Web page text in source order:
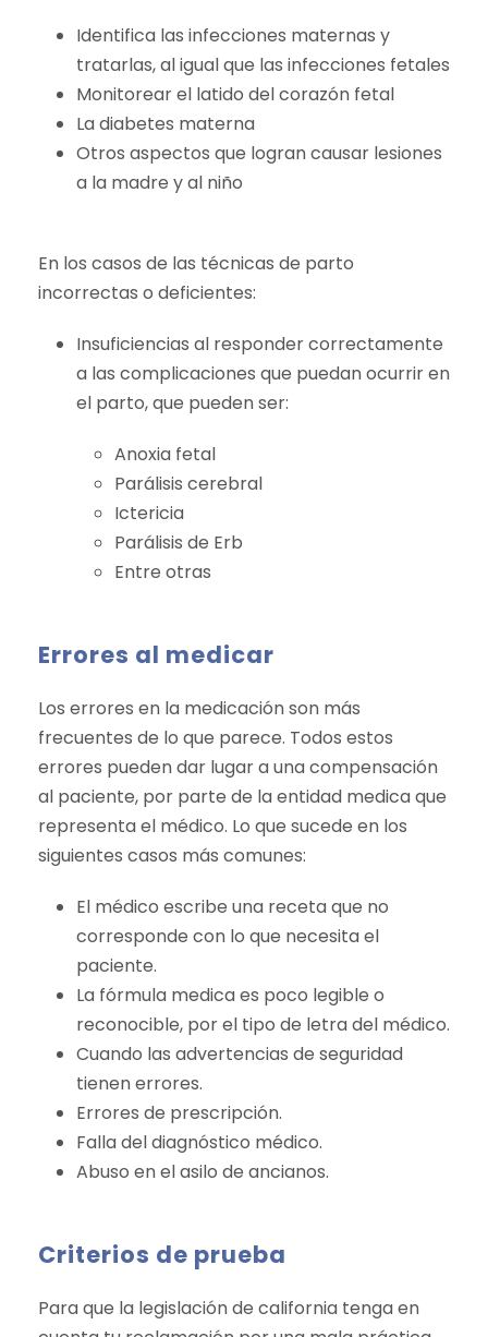
Identifica las infecciones maternas y
tratarlas, al igual que las infecciones fetales
Monitorear el latido del corazón fetal
La diabetes materna
Otros aspectos que logran causar lesiones
a la madre y al niño
En los casos de las técnicas de parto
incorrectas o deficientes:
Insuficiencias al responder correctamente
a las complicaciones que puedan ocurrir en
el parto, que pueden ser:
Anoxia fetal
Parálisis cerebral
Ictericia
Parálisis de Erb
Entre otras
Errores al medicar
Los errores en la medicación son más
frecuentes de lo que parece. Todos estos
errores pueden dar lugar a una compensación
al paciente, por parte de la entidad medica que
representa el médico. Lo que sucede en los
siguientes casos más comunes:
El médico escribe una receta que no
corresponde con lo que necesita el
paciente.
La fórmula medica es poco legible o
reconocible, por el tipo de letra del médico.
Cuando las advertencias de seguridad
tienen errores.
Errores de prescripción.
Falla del diagnóstico médico.
Abuso en el asilo de ancianos.
Criterios de prueba
Para que la legislación de california tenga en